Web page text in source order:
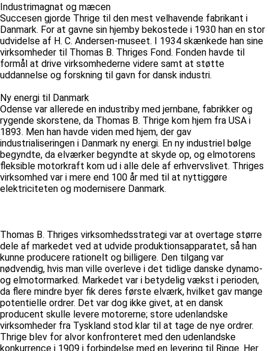
Industrimagnat og mæcen
Succesen gjorde Thrige til den mest velhavende fabrikant i
Danmark. For at gavne sin hjemby bekostede i 1930 han en stor
udvidelse af H. C. Andersen-museet. I 1934 skænkede han sine
virksomheder til Thomas B. Thriges Fond. Fonden havde til
formål at drive virksomhederne videre samt at støtte
uddannelse og forskning til gavn for dansk industri.
Ny energi til Danmark
Odense var allerede en industriby med jernbane, fabrikker og
rygende skorstene, da Thomas B. Thrige kom hjem fra USA i
1893. Men han havde viden med hjem, der gav
industrialiseringen i Danmark ny energi. En ny industriel bølge
begyndte, da elværker begyndte at skyde op, og elmotorens
fleksible motorkraft kom ud i alle dele af erhvervslivet. Thriges
virksomhed var i mere end 100 år med til at nyttiggøre
elektriciteten og modernisere Danmark.
Thomas B. Thriges virksomhedsstrategi var at overtage større
dele af markedet ved at udvide produktionsapparatet, så han
kunne producere rationelt og billigere. Den tilgang var
nødvendig, hvis man ville overleve i det tidlige danske dynamo-
og elmotormarked. Markedet var i betydelig vækst i perioden,
da flere mindre byer fik deres første elværk, hvilket gav mange
potentielle ordrer. Det var dog ikke givet, at en dansk
producent skulle levere motorerne; store udenlandske
virksomheder fra Tyskland stod klar til at tage de nye ordrer.
Thrige blev for alvor konfronteret med den udenlandske
konkurrence i 1909 i forbindelse med en levering til Ringe. Her